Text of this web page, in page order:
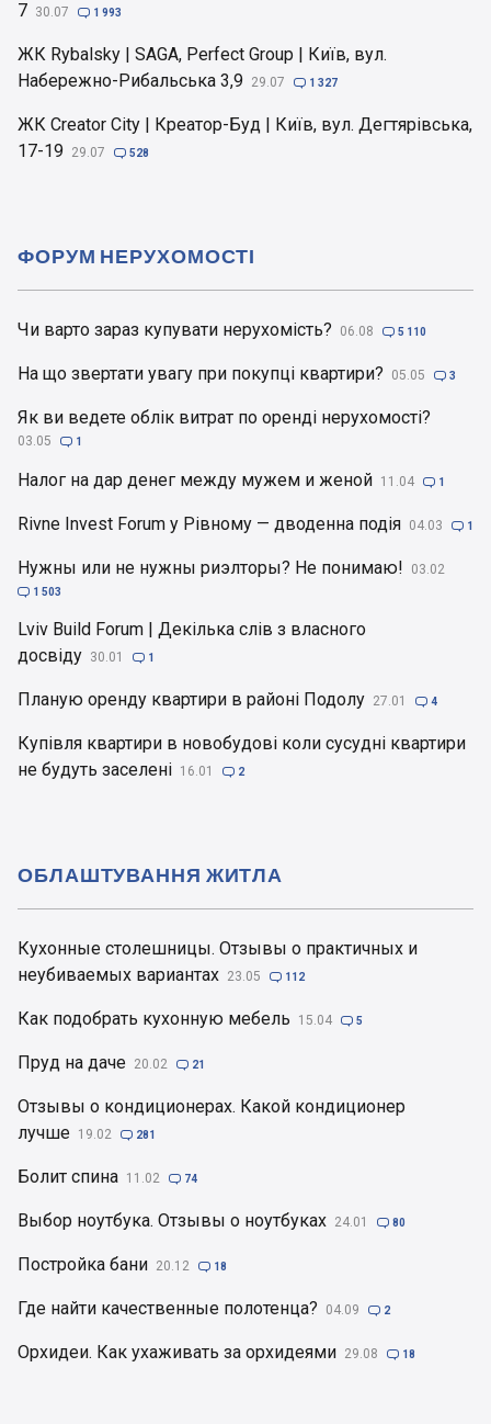
7 30.07  1 993
ЖК Rybalsky | SAGA, Perfect Group | Київ, вул.
Набережно-Рибальська 3,9 29.07  1 327
ЖК Creator City | Креатор-Буд | Київ, вул. Дегтярівська,
17-19 29.07  528
Чи варто зараз купувати нерухомість? 06.08  5 110
На що звертати увагу при покупці квартири? 05.05  3
Як ви ведете облік витрат по оренді нерухомості?
03.05  1
Налог на дар денег между мужем и женой 11.04  1
Rivne Invest Forum у Рівному — дводенна подія 04.03  1
Нужны или не нужны риэлторы? Не понимаю! 03.02
 1 503
Lviv Build Forum | Декілька слів з власного
досвіду 30.01  1
Планую оренду квартири в районі Подолу 27.01  4
Купівля квартири в новобудові коли сусудні квартири
не будуть заселені 16.01  2
ФОРУМ НЕРУХОМОСТІ
Кухонные столешницы. Отзывы о практичных и
неубиваемых вариантах 23.05  112
Как подобрать кухонную мебель 15.04  5
Пруд на даче 20.02  21
Отзывы о кондиционерах. Какой кондиционер
лучше 19.02  281
Болит спина 11.02  74
Выбор ноутбука. Отзывы о ноутбуках 24.01  80
Постройка бани 20.12  18
Где найти качественные полотенца? 04.09  2
Орхидеи. Как ухаживать за орхидеями 29.08  18
ОБЛАШТУВАННЯ ЖИТЛА